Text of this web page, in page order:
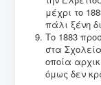
μέχρι το
πάλι ξένη
Το 1883
στα
οποία
όμως δεν